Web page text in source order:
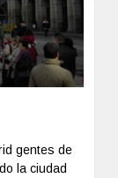
gentes de
la ciudad